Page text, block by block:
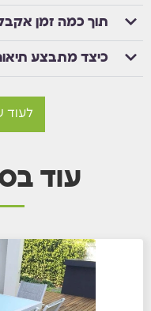
תוך כמה זמן
כיצד מתבצע
לעוד
עוד